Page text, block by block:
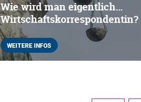
Wie wird man eigentlich…
Wirtschaftskorrespondentin?
WEITERE INFOS